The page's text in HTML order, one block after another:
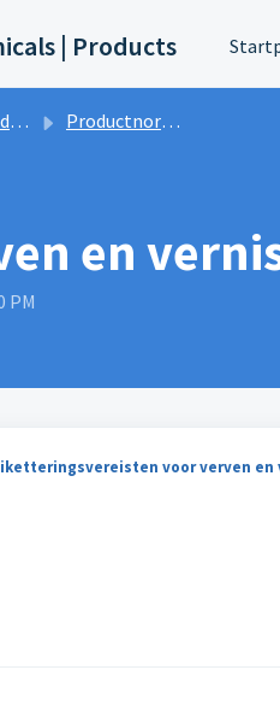
| Products
Productnormen
en
PM
voor verven en